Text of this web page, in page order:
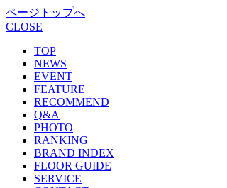
ページトップへ
CLOSE
TOP
NEWS
EVENT
FEATURE
RECOMMEND
Q&A
PHOTO
RANKING
BRAND INDEX
FLOOR GUIDE
SERVICE